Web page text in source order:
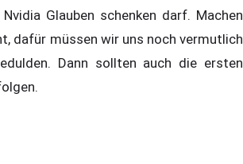
Glauben schenken darf. Machen
dafür müssen wir uns noch vermutlich
Dann sollten auch die ersten